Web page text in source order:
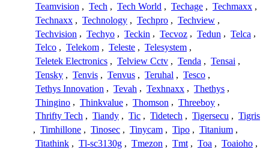
Teamvision , Tech , Tech World , Techage , Techmaxx ,
Technaxx , Technology , Techpro , Techview ,
Techvision , Techyo , Teckin , Tecvoz , Tedun , Telca ,
Telco , Telekom , Teleste , Telesystem ,
Teletek Electronics , Telview Cctv , Tenda , Tensai ,
Tensky , Tenvis , Tenvus , Teruhal , Tesco ,
Tethys Innovation , Tevah , Texhnaxx , Thethys ,
Thingino , Thinkvalue , Thomson , Threeboy ,
Thrifty Tech , Tiandy , Tic , Tidetech , Tigersecu , Tigris
, Timhillone , Tinosec , Tinycam , Tipo , Titanium ,
Titathink , Tl-sc3130g , Tmezon , Tmt , Toa , Toaioho ,